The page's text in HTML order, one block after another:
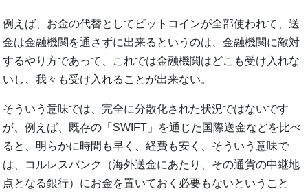
例えば、お金の代替としてビットコインが全部使われて、送
金は金融機関を通さずに出来るというのは、金融機関に敵対
するやり方であって、これでは金融機関はどこも受け入れな
いし、我々も受け入れることが出来ない。
そういう意味では、完全に分散化された状況ではないです
が、例えば、既存の「SWIFT」を通じた国際送金などを比べ
ると、明らかに時間も早く、経費も安く、そういう意味で
は、コルレスバンク（海外送金にあたり、その通貨の中継地
点となる銀行）にお金を置いておく必要もないということ